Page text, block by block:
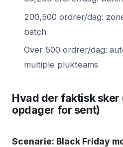
200,500 ordrer/dag:
batch
Over 500 ordrer/dag:
multiple plukteams
Hvad der faktisk sker
opdager for sent)
Scenarie: Black Friday